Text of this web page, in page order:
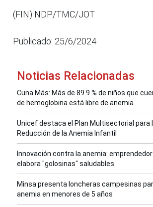
(FIN) NDP/TMC/JOT
Publicado: 25/6/2024
Noticias Relacionadas
Cuna Más: Más de 89.9 % de niños que
de hemoglobina está libre de anemia
Unicef destaca el Plan Multisectorial para
Reducción de la Anemia Infantil
Innovación contra la anemia:
elabora "golosinas" saludables
Minsa presenta loncheras campesinas
anemia en menores de 5 años